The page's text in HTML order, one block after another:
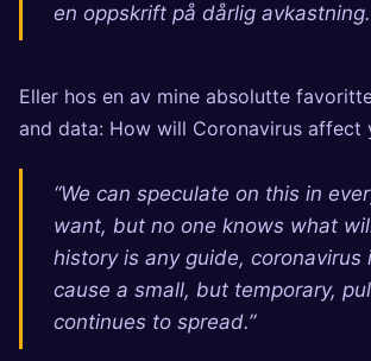
en oppskrift på dårlig avkastning.
Eller hos en av mine absolutte
and data: How will Coronavirus
“We can speculate on this in
want, but no one knows what
history is any guide, coronavirus
cause a small, but temporary,
continues to spread.”